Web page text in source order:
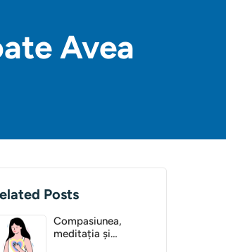
Avea
Posts
Compasiunea,
meditația și